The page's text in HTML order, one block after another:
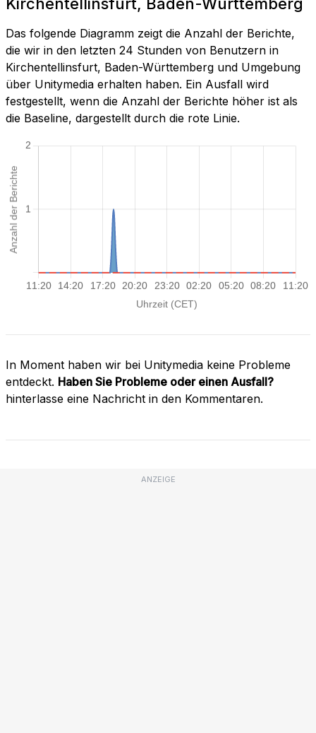
Kirchentellinsfurt, Baden-Württemberg
Das folgende Diagramm zeigt die Anzahl der Berichte,
die wir in den letzten 24 Stunden von Benutzern in
Kirchentellinsfurt, Baden-Württemberg und Umgebung
über Unitymedia erhalten haben. Ein Ausfall wird
festgestellt, wenn die Anzahl der Berichte höher ist als
die Baseline, dargestellt durch die rote Linie.
In Moment haben wir bei Unitymedia keine Probleme
entdeckt. Haben Sie Probleme oder einen Ausfall?
hinterlasse eine Nachricht in den Kommentaren.
ANZEIGE